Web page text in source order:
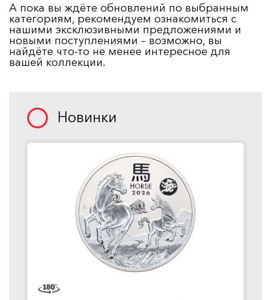
А пока вы ждёте обновлений по выбранным
категориям, рекомендуем ознакомиться с
нашими эксклюзивными предложениями и
новыми поступлениями – возможно, вы
найдёте что-то не менее интересное для
вашей коллекции.
Новинки